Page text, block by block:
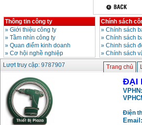
Thông tin công ty
» Giới thiệu công ty
» Tầm nhìn công ty
» Quan điểm kinh doanh
» Cơ hội nghề nghiệp
Chính sách
» Chính sách
» Chính sách
» Chinh sách
» Chính sách
Lượt truy cập: 9787907
Trang chủ
ĐẠI
VPHN:
Điện
Email: